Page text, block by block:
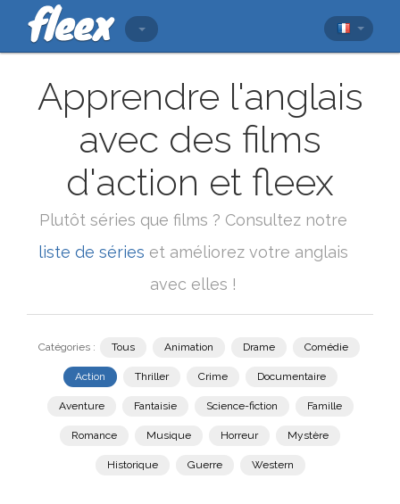
Apprendre l'anglais
avec des films
d'action et fleex
Plutôt séries que films ? Consultez notre
liste de séries et améliorez votre anglais
avec elles !
Catégories : Tous Animation Drame Comédie
Action Thriller Crime Documentaire
Aventure Fantaisie Science-fiction Famille
Romance Musique Horreur Mystère
Historique Guerre Western